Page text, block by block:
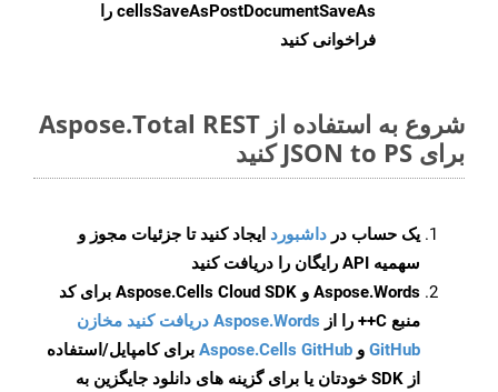
cellsSaveAsPostDocumentSaveAs را
فراخوانی کنید
شروع به استفاده از Aspose.Total REST
برای JSON to PS کنید
یک حساب در داشبورد ایجاد کنید تا جزئیات مجوز و
سهمیه API رایگان را دریافت کنید
Aspose.Words و Aspose.Cells Cloud SDK برای کد
منبع C++ را از
Aspose.Words دریافت کنید مخازن
GitHub و Aspose.Cells GitHub برای کامپایل/استفاده
از SDK خودتان یا برای گزینه های دانلود جایگزین به